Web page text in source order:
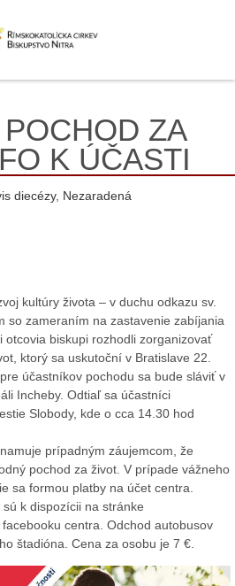
ZA
K ÚČASTI
diecézy, Nezaradená
kultúry života – v duchu odkazu sv.
so zameraním na zastavenie zabíjania
otcovia biskupi rozhodli zorganizovať
ktorý sa uskutoční v Bratislave 22.
účastníkov pochodu sa bude sláviť v
Incheby. Odtiaľ sa účastníci
Slobody, kde o cca 14.30 hod
prípadným záujemcom, že
pochod za život. V prípade vážneho
sa formou platby na účet centra.
k dispozícii na stránke
facebooku centra. Odchod autobusov
štadióna. Cena za osobu je 7 €.